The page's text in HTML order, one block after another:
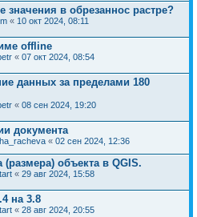
значения в обрезаннос растре?
« 10 окт 2024, 08:11
offline
« 07 окт 2024, 08:54
данных за пределами 180
« 08 сен 2024, 19:20
документа
« 02 сен 2024, 12:36
объекта в QGIS.
« 29 авг 2024, 15:58
на 3.8
« 28 авг 2024, 20:55